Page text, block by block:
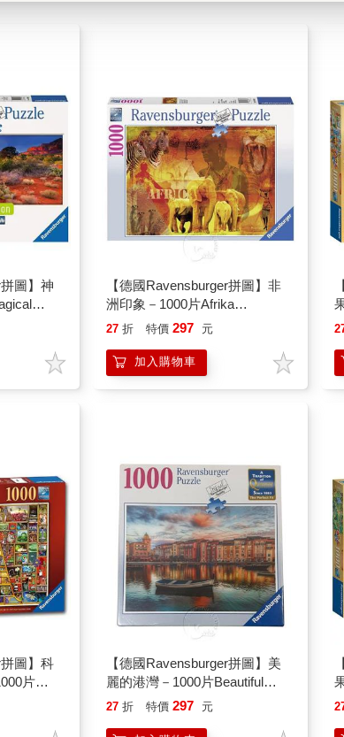
圖】神
【德國Ravensburger拼圖】非
洲印象－1000片Afrika
İzlenimleri
27 折 特價 297 元
加入購物車
圖】科
片
【德國Ravensburger拼圖】美
麗的港灣－1000片Beautiful
Harbor
27 折 特價 297 元